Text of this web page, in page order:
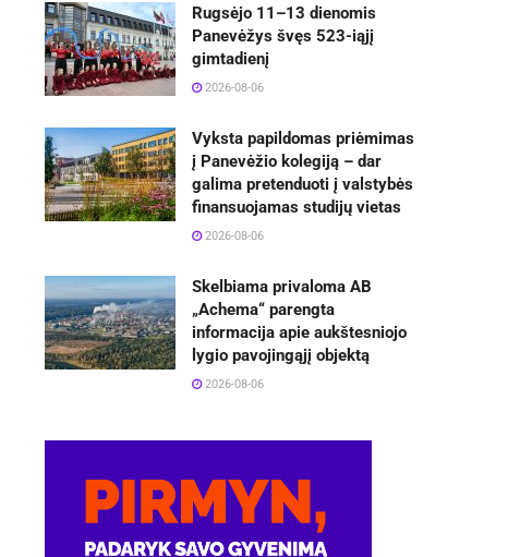
Rugsėjo 11–13 dienomis
Panevėžys švęs 523-iąjį
gimtadienį
2026-08-06
Vyksta papildomas priėmimas
į Panevėžio kolegiją – dar
galima pretenduoti į valstybės
finansuojamas studijų vietas
2026-08-06
Skelbiama privaloma AB
„Achema“ parengta
informacija apie aukštesniojo
lygio pavojingąjį objektą
2026-08-06